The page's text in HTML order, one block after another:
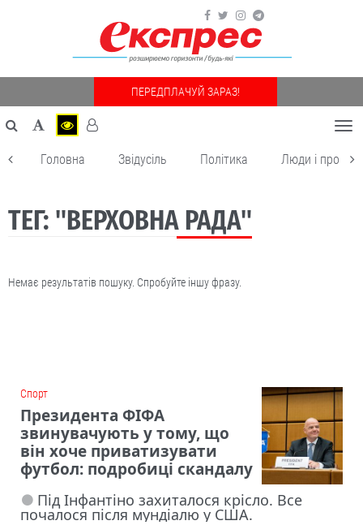
ПЕРЕДПЛАЧУЙ ЗАРАЗ!
Головна Звідусіль Політика Люди і
ТЕГ: "ВЕРХОВНА РАДА"
Немає результатів пошуку. Спробуйте іншу фразу.
Cпорт
Президента ФІФА
звинувачують у тому, що
він хоче приватизувати
футбол: подробиці скандалу
Під Інфантіно захиталося крісло. Все
почалося після мундіалю у США.